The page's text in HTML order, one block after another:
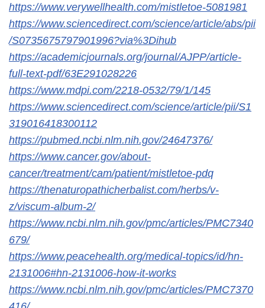
https://www.verywellhealth.com/mistletoe-5081981
https://www.sciencedirect.com/science/article/abs/pii
/S0735675797901996?via%3Dihub
https://academicjournals.org/journal/AJPP/article-
full-text-pdf/63E291028226
https://www.mdpi.com/2218-0532/79/1/145
https://www.sciencedirect.com/science/article/pii/S1
319016418300112
https://pubmed.ncbi.nlm.nih.gov/24647376/
https://www.cancer.gov/about-
cancer/treatment/cam/patient/mistletoe-pdq
https://thenaturopathicherbalist.com/herbs/v-
z/viscum-album-2/
https://www.ncbi.nlm.nih.gov/pmc/articles/PMC7340
679/
https://www.peacehealth.org/medical-topics/id/hn-
2131006#hn-2131006-how-it-works
https://www.ncbi.nlm.nih.gov/pmc/articles/PMC7370